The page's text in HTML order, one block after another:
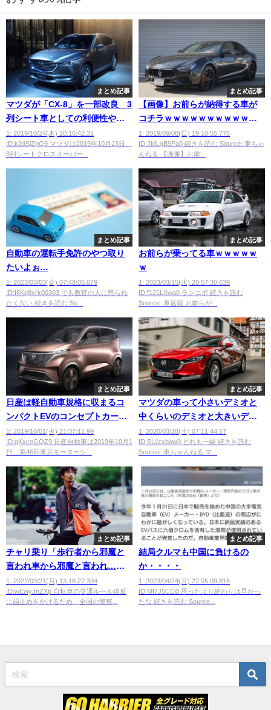
まとめ記事
マツダが「CX-8」を一部改良 3
列シート車としての利便性や快
適性が向上 東京モーターショ
ー2019
1: 2019/10/24(木) 20:16:42.31
ID:k2dSjZpQ9 マツダは2019年10月23日、
3列シートクロスオーバー...
まとめ記事
【画像】お前らが納得する車が
コチラｗｗｗｗｗｗｗｗｗｗｗ
ｗ
1: 2019/09/08(日) 19:10:55.775
ID:JMLgB9Pa0 続きを読む Source: 車ちゃ
んねる 【画像】お前...
まとめ記事
自動車の運転手免許のやつ取り
たいよぉ…
1: 2023/03/03(金) 07:48:05.079
ID:I6Kq8xrk00303 でも教官の人に怒られ
たくない 続きを読む So...
まとめ記事
お前らが乗ってる車ｗｗｗｗｗ
ｗ
1: 2023/03/15(水) 20:57:30.639
ID:f121LXwa0 ランエボ 続きを読む
Source: 車速報 お前らが...
まとめ記事
日産は軽自動車規格に収まるコ
ンパクトEVのコンセプトカーを
世界初公開 東京モーターショ
ー2019
1: 2019/10/01(火) 21:37:11.99
ID:qKxceGQZ9 日産自動車は2019年10月1
日、第46回東京モーターシ...
まとめ記事
マツダの車って小さいデミオと
中くらいのデミオと大きいデミ
オしかないよな
1: 2020/03/28(土) 07:11:44.57
ID:SU/zxbaw0 どれも一緒 続きを読む
Source: 車ちゃんねる マ...
まとめ記事
チャリ乗り「歩行者から邪魔と
言われ車から邪魔と言われ…ど
うすりゃいいのよ」
1: 2022/03/21(月) 13:16:27.334
ID:wEwyJnZXp 自転車の交通ルール違反
に歯止めをかけるため、全国の警察...
まとめ記事
結局クルマも中国に負けるの
か・・・・
1: 2023/04/24(月) 22:05:09.816
ID:Mf7J5CEi0 思ったより終わりは早かっ
たな 続きを読む Source...